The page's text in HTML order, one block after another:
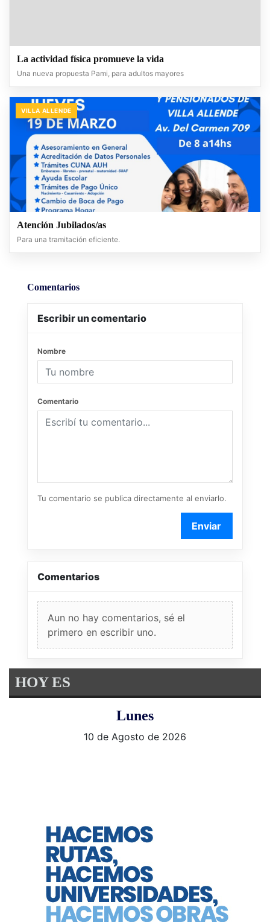
La actividad física promueve la vida
Una nueva propuesta Pami, para adultos mayores
VILLA ALLENDE
Atención Jubilados/as
Para una tramitación eficiente.
Comentarios
Escribir un comentario
Nombre
Comentario
Tu comentario se publica directamente al enviarlo.
Enviar
Comentarios
Aun no hay comentarios, sé el
primero en escribir uno.
HOY ES
Lunes
10 de Agosto de 2026